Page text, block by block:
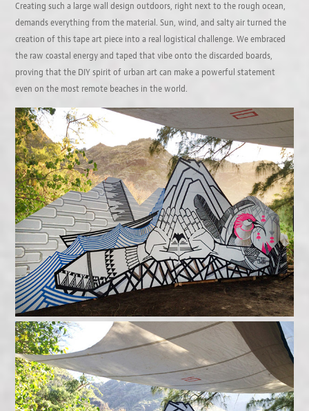
Creating such a large wall design outdoors, right next to the rough ocean,
demands everything from the material. Sun, wind, and salty air turned the
creation of this tape art piece into a real logistical challenge. We embraced
the raw coastal energy and taped that vibe onto the discarded boards,
proving that the DIY spirit of urban art can make a powerful statement
even on the most remote beaches in the world.